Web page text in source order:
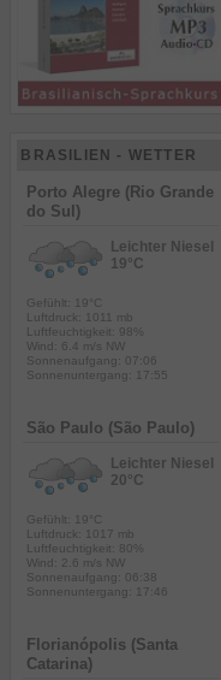
BRASILIEN - WETTER
Porto Alegre (Rio Grande
do Sul)
Leichter Niesel
19°C
Gefühlt: 19°C
Luftdruck: 1011 mb
Luftfeuchtigkeit: 98%
Wind: 6.4 m/s NW
Sonnenaufgang: 07:06
Sonnenuntergang: 17:55
São Paulo (São Paulo)
Leichter Niesel
20°C
Gefühlt: 19°C
Luftdruck: 1017 mb
Luftfeuchtigkeit: 80%
Wind: 2.6 m/s NW
Sonnenaufgang: 06:38
Sonnenuntergang: 17:46
Florianópolis (Santa
Catarina)